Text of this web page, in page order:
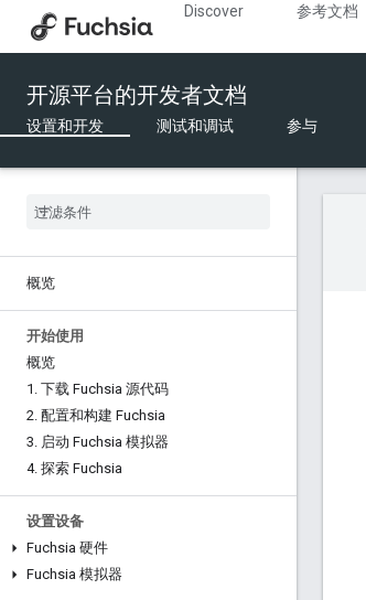
Discover 参考文档
开源平台的开发者文档
设置和开发 测试和调试 参与
概览
开始使用
概览
1 . 下载 Fuchsia 源代码
2. 配置和构建 Fuchsia
3. 启动 Fuchsia 模拟器
4. 探索 Fuchsia
设置设备
Fuchsia 硬件
Fuchsia 模拟器